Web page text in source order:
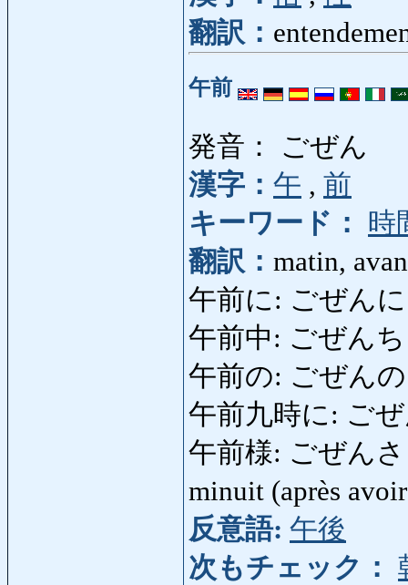
翻訳：
午前
発音： ごぜん
漢字： 午 , 前
キーワード：
時
翻訳： matin,
午前に: ごぜんに
午前中: ごぜん
午前の: ごぜん
午前九時に: ごぜ
午前様: ごぜんさ
minuit (après
反意語: 午後
次もチェック：